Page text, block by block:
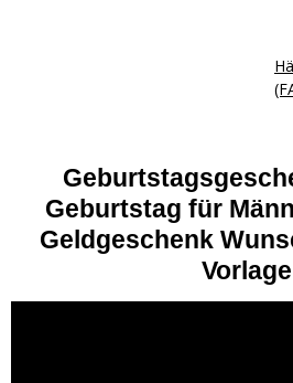
Geburtstag für
Geldgeschenk
Vorlage